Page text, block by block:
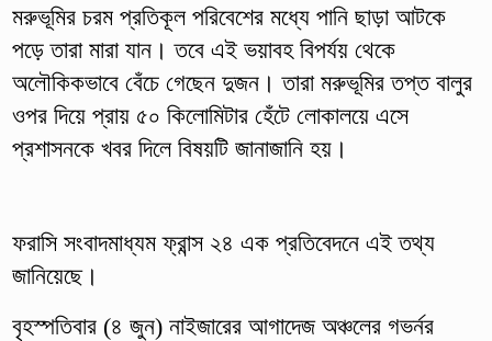
মরুভূমির চরম প্রতিকূল পরিবেশের মধ্যে পানি ছাড়া আটকে
পড়ে তারা মারা যান। তবে এই ভয়াবহ বিপর্যয় থেকে
অলৌকিকভাবে বেঁচে গেছেন দুজন। তারা মরুভূমির তপ্ত বালুর
ওপর দিয়ে প্রায় ৫০ কিলোমিটার হেঁটে লোকালয়ে এসে
প্রশাসনকে খবর দিলে বিষয়টি জানাজানি হয়।
ফরাসি সংবাদমাধ্যম ফ্রান্স ২৪ এক প্রতিবেদনে এই তথ্য
জানিয়েছে।
বৃহস্পতিবার (৪ জুন) নাইজারের আগাদেজ অঞ্চলের গভর্নর